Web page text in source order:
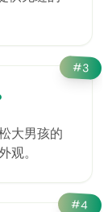
#3
大男孩的
观。
#4